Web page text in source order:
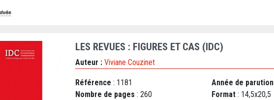
LES REVUES : FIGURES ET CAS (IDC)
Auteur : Viviane Couzinet
Référence : 1181 Année de parution
Nombre de pages : 260 Format : 14,5x20,5